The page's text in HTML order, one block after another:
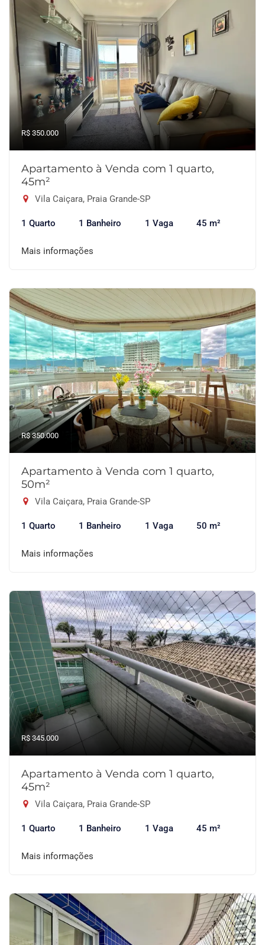
R$ 350.000
Apartamento à Venda com 1 quarto,
45m²
Vila Caiçara, Praia Grande-SP
1 Quarto 1 Banheiro 1 Vaga 45 m²
Mais informações
R$ 350.000
Apartamento à Venda com 1 quarto,
50m²
Vila Caiçara, Praia Grande-SP
1 Quarto 1 Banheiro 1 Vaga 50 m²
Mais informações
R$ 345.000
Apartamento à Venda com 1 quarto,
45m²
Vila Caiçara, Praia Grande-SP
1 Quarto 1 Banheiro 1 Vaga 45 m²
Mais informações